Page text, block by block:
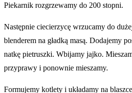
Piekarnik rozgrzewamy do 200 stopni.
Następnie ciecierzycę wrzucamy do
blenderem na gładką masą. Dodajemy
natkę pietruszki. Wbijamy jajko.
przyprawy i ponownie mieszamy.
Formujemy kotlety i układamy na